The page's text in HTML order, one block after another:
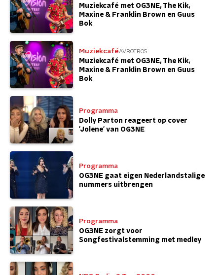
Muziekcafé met OG3NE, The Kik,
Maxine & Franklin Brown en Guus
Bok
MuziekcaféAVROTROS
Muziekcafé met OG3NE, The Kik,
Maxine & Franklin Brown en Guus
Bok
Programma
Dolly Parton reageert op cover
'Jolene' van OG3NE
Programma
OG3NE gaat eigen Nederlandstalige
nummers uitbrengen
Programma
OG3NE zorgt voor
Songfestivalstemming met medley